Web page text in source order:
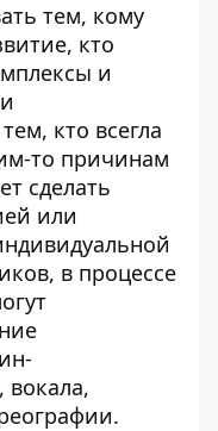
тем, кому
кто
и
кто всегла
то причинам
сделать
или
в процессе
вокала,